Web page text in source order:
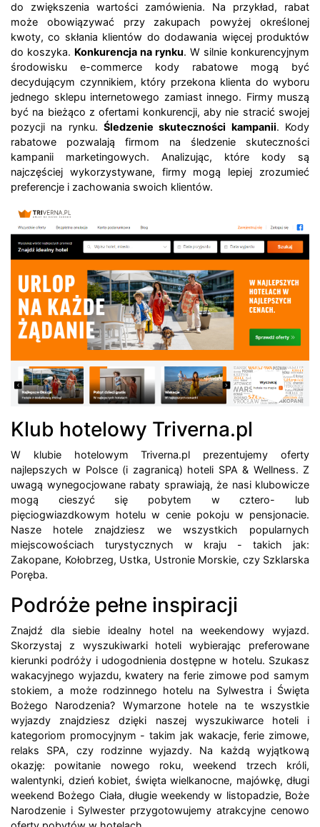
do zwiększenia wartości zamówienia. Na przykład, rabat
może obowiązywać przy zakupach powyżej określonej
kwoty, co skłania klientów do dodawania więcej produktów
do koszyka. Konkurencja na rynku. W silnie konkurencyjnym
środowisku e-commerce kody rabatowe mogą być
decydującym czynnikiem, który przekona klienta do wyboru
jednego sklepu internetowego zamiast innego. Firmy muszą
być na bieżąco z ofertami konkurencji, aby nie stracić swojej
pozycji na rynku. Śledzenie skuteczności kampanii. Kody
rabatowe pozwalają firmom na śledzenie skuteczności
kampanii marketingowych. Analizując, które kody są
najczęściej wykorzystywane, firmy mogą lepiej zrozumieć
preferencje i zachowania swoich klientów.
Klub hotelowy Triverna.pl
W klubie hotelowym Triverna.pl prezentujemy oferty
najlepszych w Polsce (i zagranicą) hoteli SPA & Wellness. Z
uwagą wynegocjowane rabaty sprawiają, że nasi klubowicze
mogą cieszyć się pobytem w cztero- lub
pięciogwiazdkowym hotelu w cenie pokoju w pensjonacie.
Nasze hotele znajdziesz we wszystkich popularnych
miejscowościach turystycznych w kraju - takich jak:
Zakopane, Kołobrzeg, Ustka, Ustronie Morskie, czy Szklarska
Poręba.
Podróże pełne inspiracji
Znajdź dla siebie idealny hotel na weekendowy wyjazd.
Skorzystaj z wyszukiwarki hoteli wybierając preferowane
kierunki podróży i udogodnienia dostępne w hotelu. Szukasz
wakacyjnego wyjazdu, kwatery na ferie zimowe pod samym
stokiem, a może rodzinnego hotelu na Sylwestra i Święta
Bożego Narodzenia? Wymarzone hotele na te wszystkie
wyjazdy znajdziesz dzięki naszej wyszukiwarce hoteli i
kategoriom promocyjnym - takim jak wakacje, ferie zimowe,
relaks SPA, czy rodzinne wyjazdy. Na każdą wyjątkową
okazję: powitanie nowego roku, weekend trzech króli,
walentynki, dzień kobiet, święta wielkanocne, majówkę, długi
weekend Bożego Ciała, długie weekendy w listopadzie, Boże
Narodzenie i Sylwester przygotowujemy atrakcyjne cenowo